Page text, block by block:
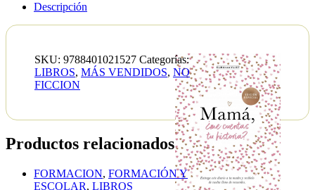
Descripción
SKU: 9788401021527 Categorías:
LIBROS, MÁS VENDIDOS, NO
FICCION
Productos relacionados
FORMACION, FORMACIÓN Y
ESCOLAR, LIBROS